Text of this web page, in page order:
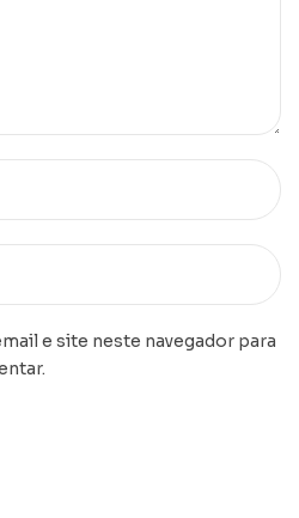
e site neste navegador para